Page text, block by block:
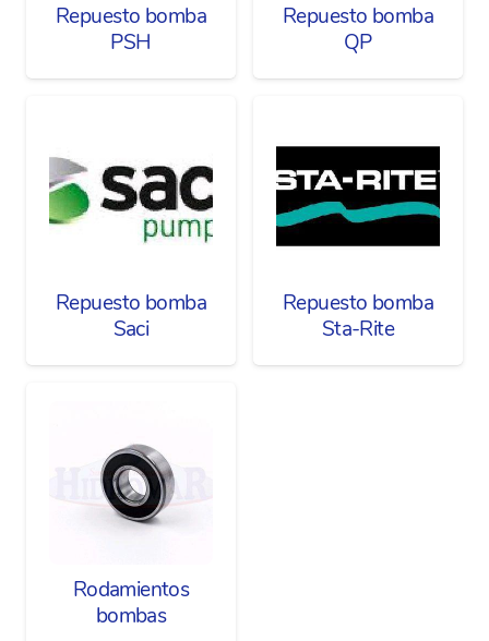
Repuesto bomba
PSH
Repuesto bomba
QP
Repuesto bomba
Saci
Repuesto bomba
Sta-Rite
Rodamientos
bombas